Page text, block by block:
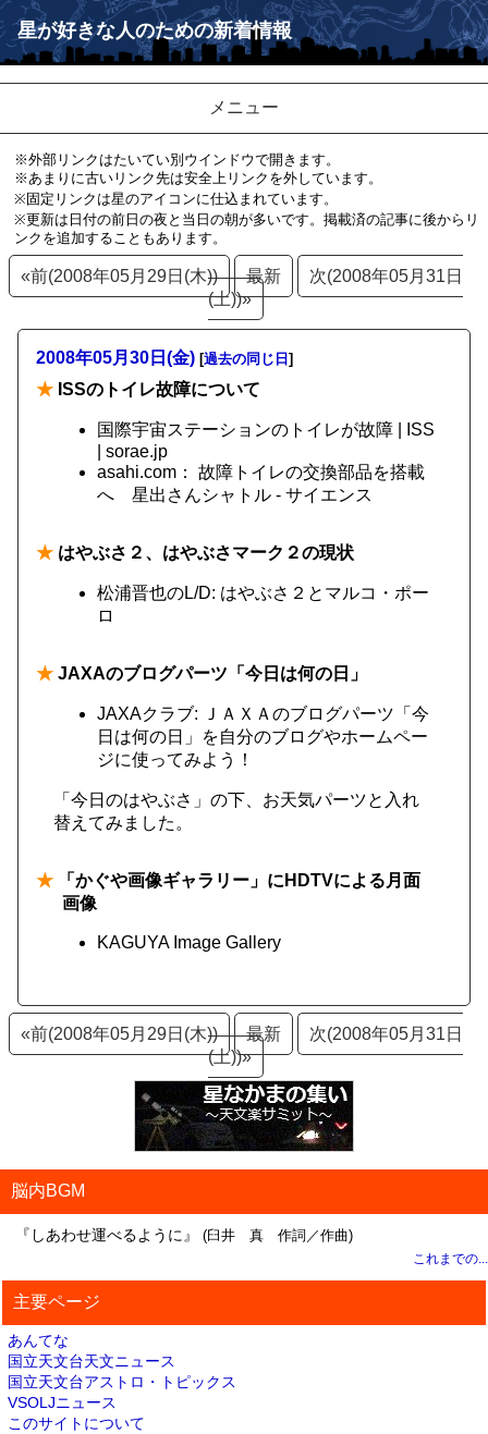
星が好きな人のための新着情報
メニュー
※外部リンクはたいてい別ウインドウで開きます。
※あまりに古いリンク先は安全上リンクを外しています。
※固定リンクは星のアイコンに仕込まれています。
※更新は日付の前日の夜と当日の朝が多いです。掲載済の記事に後からリ
ンクを追加することもあります。
«前(2008年05月29日(木)) 最新
次(2008年05月31日
(土))»
2008年05月30日(金) [過去の同じ日 ]
★ ISSのトイレ故障について
国際宇宙ステーションのトイレが故障 | ISS
| sorae.jp
asahi.com： 故障トイレの交換部品を搭載
へ 星出さんシャトル - サイエンス
★ はやぶさ２、はやぶさマーク２の現状
松浦晋也のL/D: はやぶさ２とマルコ・ポー
ロ
★ JAXAのブログパーツ「今日は何の日」
JAXAクラブ: ＪＡＸＡのブログパーツ「今
日は何の日」を自分のブログやホームペー
ジに使ってみよう！
「今日のはやぶさ」の下、お天気パーツと入れ
替えてみました。
★ 「かぐや画像ギャラリー」にHDTVによる月面
画像
KAGUYA Image Gallery
«前(2008年05月29日(木)) 最新
次(2008年05月31日
(土))»
脳内BGM
『しあわせ運べるように』 (臼井 真 作詞／作曲)
これまでの...
主要ページ
あんてな
国立天文台天文ニュース
国立天文台アストロ・トピックス
VSOLJニュース
このサイトについて